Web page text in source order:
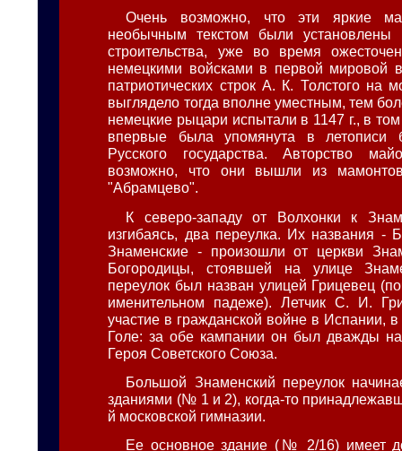
Очень возможно, что эти яркие
необычным текстом были установлены
строительства, уже во время
немецкими войсками в первой мировой
патриотических строк А. К. Толстого на
выглядело тогда вполне уместным, тем
немецкие рыцари испытали в 1147 г., в том
впервые была упомянута в летописи
Русского государства. Авторство
возможно, что они вышли из
"Абрамцево".
К северо-западу от Волхонки к
изгибаясь, два переулка. Их названия
Знаменские - произошли от церкви
Богородицы, стоявшей на улице
переулок был назван улицей Грицевец
именительном падеже). Летчик С. И.
участие в гражданской войне в Испании,
Голе: за обе кампании он был дважды
Героя Советского Союза.
Большой Знаменский переулок
зданиями (№ 1 и 2), когда-то
й московской гимназии.
Ее основное здание (№ 2/16) имеет